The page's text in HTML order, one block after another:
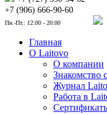
+7 (906) 666-90-60
Пн.-Пт.: 12:00 - 20:00
Главная
О Laitovo
О компании
Знакомство
Журнал
Работа в